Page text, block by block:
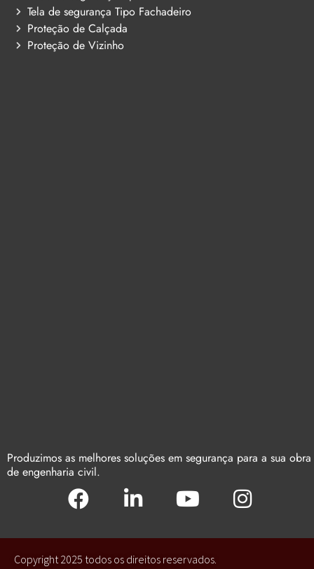
Tela de segurança Tipo Fachadeiro
Proteção de Calçada
Proteção de Vizinho
Produzimos as melhores soluções em segurança para a sua obra
de engenharia civil.
Copyright 2025 todos os direitos reservados.